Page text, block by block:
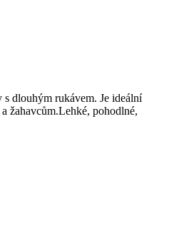
dlouhým rukávem. Je ideální
žahavcům.Lehké, pohodlné,